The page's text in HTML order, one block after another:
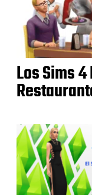
Los Sims